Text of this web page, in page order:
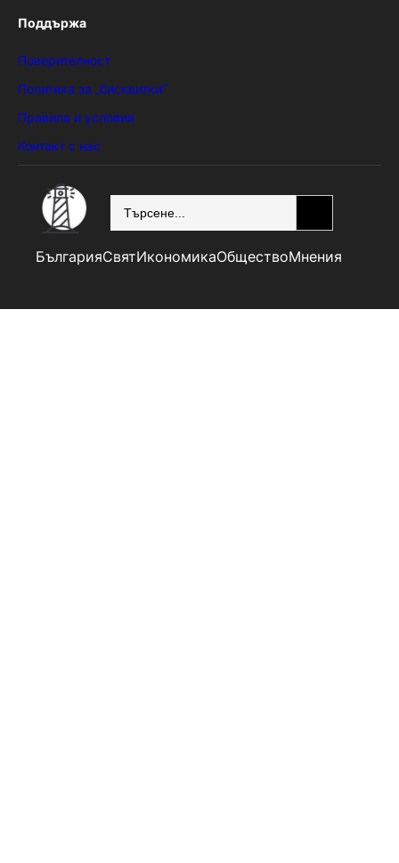
Поддържа
Поверителност
Политика за „бисквитки“
Правила и условия
Контакт с нас
БългарияСвятИкономикаОбществоМнения